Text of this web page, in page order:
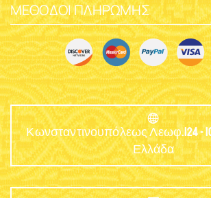
ΜΈΘΟΔΟΙ ΠΛΗΡΩΜΉΣ
Κωνσταντινουπόλεως Λεωφ.124 -
Ελλάδα